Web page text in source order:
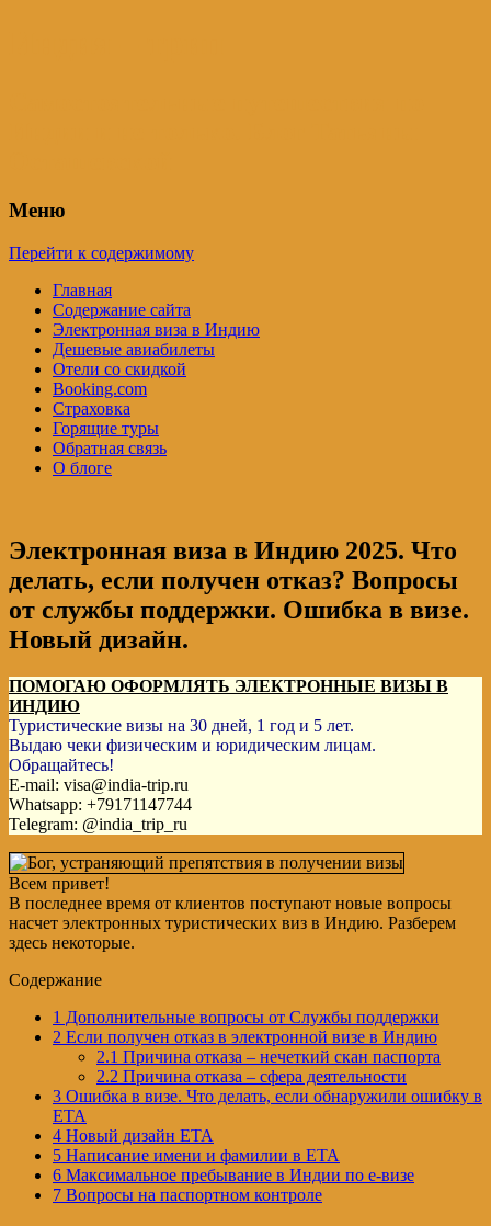
Меню
Перейти к содержимому
Главная
Содержание сайта
Электронная виза в Индию
Дешевые авиабилеты
Отели со скидкой
Booking.com
Страховка
Горящие туры
Обратная связь
О блоге
Электронная виза в Индию 2025. Что
делать, если получен отказ? Вопросы
от службы поддержки. Ошибка в визе.
Новый дизайн.
ПОМОГАЮ ОФОРМЛЯТЬ ЭЛЕКТРОННЫЕ ВИЗЫ В
ИНДИЮ
Туристические визы на 30 дней, 1 год и 5 лет.
Выдаю чеки физическим и юридическим лицам.
Обращайтесь!
E-mail: visa@india-trip.ru
Whatsapp: +79171147744
Telegram: @india_trip_ru
Всем привет!
В последнее время от клиентов поступают новые вопросы
насчет электронных туристических виз в Индию. Разберем
здесь некоторые.
Содержание
1 Дополнительные вопросы от Службы поддержки
2 Если получен отказ в электронной визе в Индию
2.1 Причина отказа – нечеткий скан паспорта
2.2 Причина отказа – сфера деятельности
3 Ошибка в визе. Что делать, если обнаружили ошибку в
ЕТА
4 Новый дизайн ЕТА
5 Написание имени и фамилии в ЕТА
6 Максимальное пребывание в Индии по е-визе
7 Вопросы на паспортном контроле